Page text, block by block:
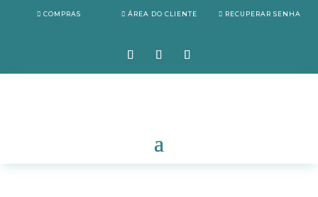
COMPRAS ÁREA DO CLIENTE RECUPERAR SENHA